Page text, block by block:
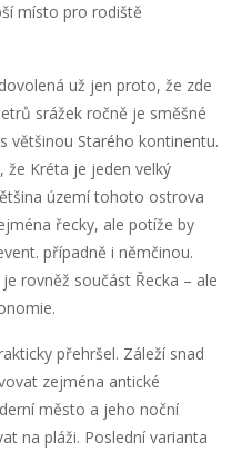
místo pro rodiště
už jen proto, že zde
srážek ročně je směšné
většinou Starého kontinentu.
Kréta je jeden velký
území tohoto ostrova
řecky, ale potíže by
případně i němčinou.
rovněž součást Řecka – ale
přehršel. Záleží snad
zejména antické
město a jeho noční
na pláži. Poslední varianta